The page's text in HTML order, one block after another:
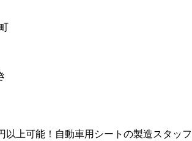
以上可能！自動車用シートの製造スタッ